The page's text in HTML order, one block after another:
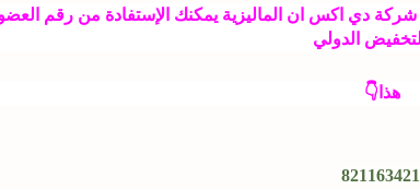
الدولي
هذا👇
821163421